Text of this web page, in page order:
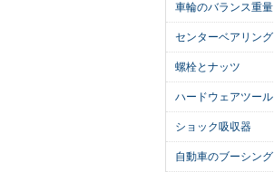
車輪のバランス重量
センターベアリング
螺栓とナッツ
ハードウェアツール
ショック吸収器
自動車のブーシング